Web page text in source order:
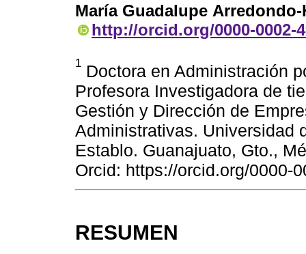
María Guadalupe
http://orcid.org/0000-0002-
1 Doctora en Administración
Profesora Investigadora de
Gestión y Dirección de
Administrativas. Universidad
Establo. Guanajuato, Gto.,
Orcid: https://orcid.org/0000-
RESUMEN